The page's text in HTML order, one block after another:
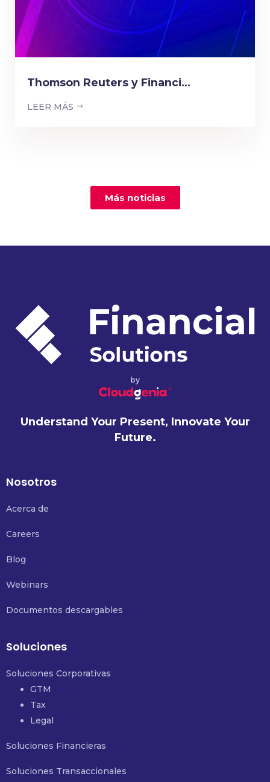
Thomson Reuters y Financi...
LEER MÁS
Más noticias
by
Understand Your Present, Innovate Your
Future.
Nosotros
Acerca de
Careers
Blog
Webinars
Documentos descargables
Soluciones
Soluciones Corporativas
GTM
Tax
Legal
Soluciones Financieras
Soluciones Transaccionales